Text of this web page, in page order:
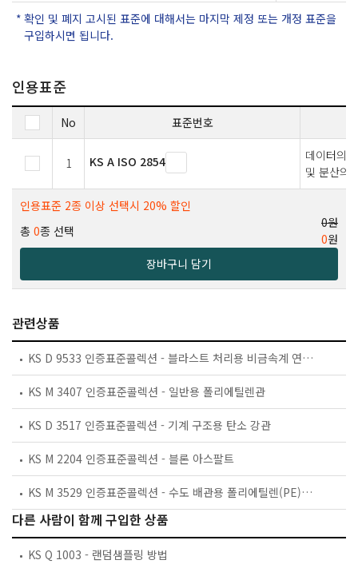
확인 및 폐지 고시된 표준에 대해서는 마지막 제정 또는 개정 표준을
구입하시면 됩니다.
인용표준
No 표준번호
1 KS A ISO 2854
데이터의
및 분산의
인용표준 2종 이상 선택시 20% 할인
총 0종 선택
0원
0원
장바구니 담기
관련상품
KS D 9533 인증표준콜렉션 - 블라스트 처리용 비금속계 연마재
KS M 3407 인증표준콜렉션 - 일반용 폴리에틸렌관
KS D 3517 인증표준콜렉션 - 기계 구조용 탄소 강관
KS M 2204 인증표준콜렉션 - 블론 아스팔트
KS M 3529 인증표준콜렉션 - 수도 배관용 폴리에틸렌(PE) 밸브
다른 사람이 함께 구입한 상품
KS Q 1003 - 랜덤샘플링 방법